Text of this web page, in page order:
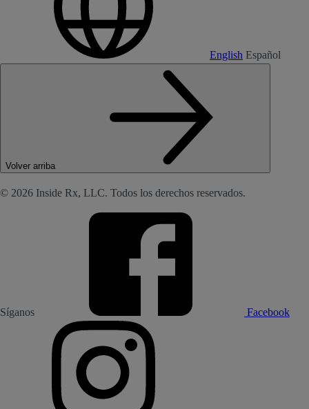
English Español
Volver arriba
© 2026 Inside Rx, LLC. Todos los derechos reservados.
Síganos Facebook